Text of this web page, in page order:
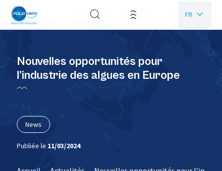
FR
Nouvelles opportunités pour
l’industrie des algues en Europe
News
Publiée le 11/03/2024
Panneau de gestion des cookies